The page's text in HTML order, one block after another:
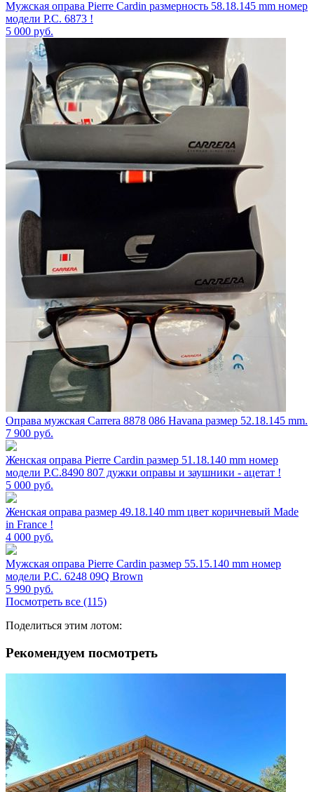
Мужская оправа Pierre Cardin размерность 58.18.145 mm номер
модели P.C. 6873 !
5 000 руб.
Оправа мужская Carrera 8878 086 Havana размер 52.18.145 mm.
7 900 руб.
Женская оправа Pierre Cardin размер 51.18.140 mm номер
модели P.C.8490 807 дужки оправы и заушники - ацетат !
5 000 руб.
Женская оправа размер 49.18.140 mm цвет коричневый Made
in France !
4 000 руб.
Мужская оправа Pierre Cardin размер 55.15.140 mm номер
модели P.C. 6248 09Q Brown
5 990 руб.
Посмотреть все (115)
Поделиться этим лотом:
Рекомендуем посмотреть